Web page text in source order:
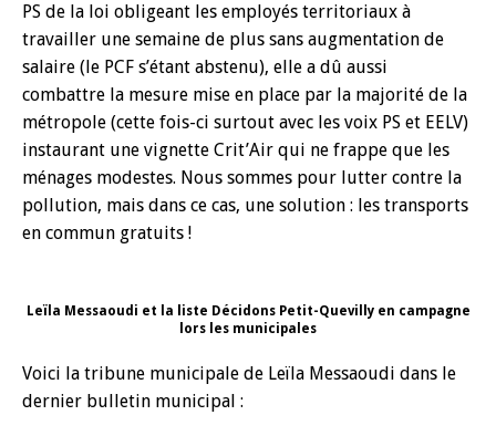
PS de la loi obligeant les employés territoriaux à
travailler une semaine de plus sans augmentation de
salaire (le PCF s’étant abstenu), elle a dû aussi
combattre la mesure mise en place par la majorité de la
métropole (cette fois-ci surtout avec les voix PS et EELV)
instaurant une vignette Crit’Air qui ne frappe que les
ménages modestes. Nous sommes pour lutter contre la
pollution, mais dans ce cas, une solution : les transports
en commun gratuits !
Leïla Messaoudi et la liste Décidons Petit-Quevilly en campagne
lors les municipales
Voici la tribune municipale de Leïla Messaoudi dans le
dernier bulletin municipal :